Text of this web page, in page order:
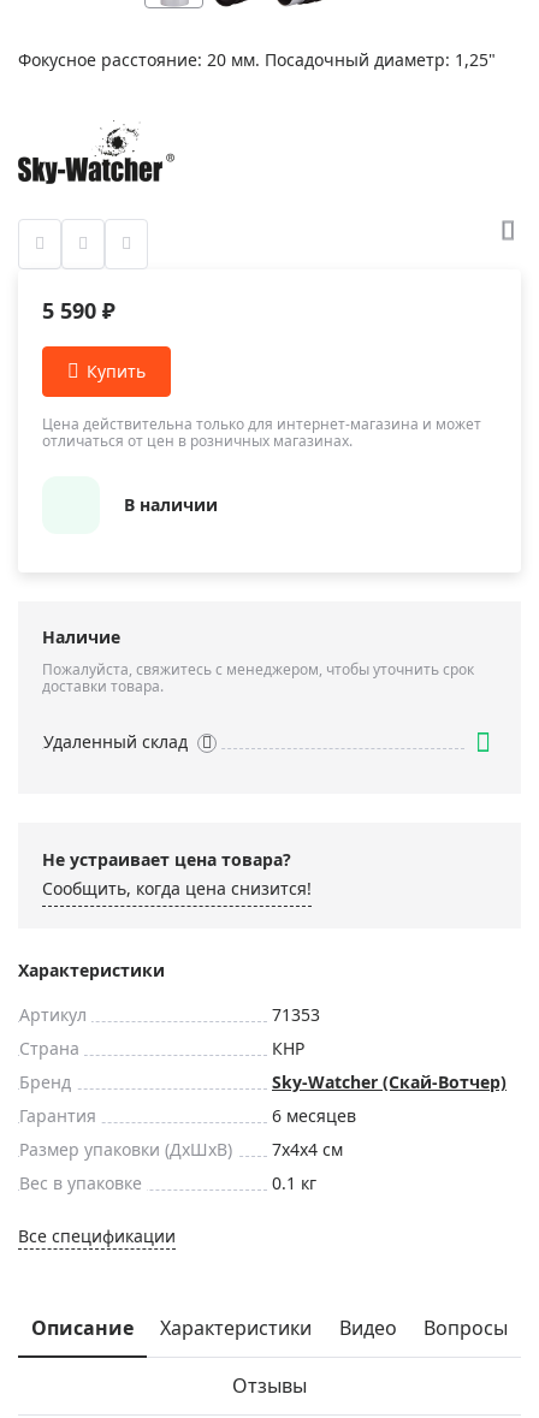
Фокусное расстояние: 20 мм. Посадочный диаметр: 1,25"
5 590 ₽
Цена действительна только для интернет-магазина и может
отличаться от цен в розничных магазинах.
В наличии
Наличие
Пожалуйста, свяжитесь с менеджером, чтобы уточнить срок
доставки товара.
Удаленный склад
Не устраивает цена товара?
Сообщить, когда цена снизится!
Характеристики
Артикул
71353
Страна
КНР
Бренд
Sky-Watcher (Скай-Вотчер)
Гарантия
6 месяцев
Размер упаковки (ДxШxВ)
7x4x4 см
Вес в упаковке
0.1 кг
Все спецификации
Описание Характеристики Видео Вопросы
Отзывы